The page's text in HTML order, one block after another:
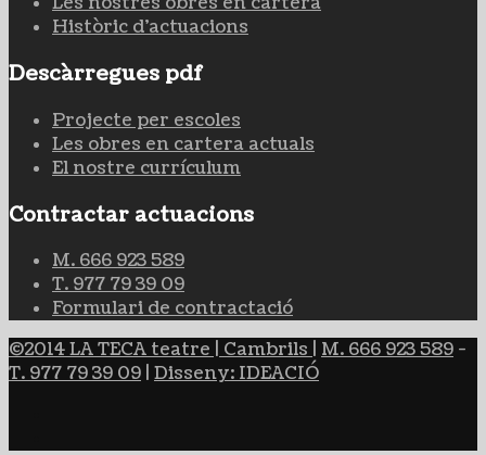
Històric d'actuacions
Descàrregues pdf
Projecte per escoles
Les obres en cartera actuals
El nostre currículum
Contractar actuacions
M. 666 923 589
T. 977 79 39 09
Formulari de contractació
©2014 LA TECA teatre | Cambrils
M. 666 923 589 -
T. 977 79 39 09 Disseny: IDEACIÓ